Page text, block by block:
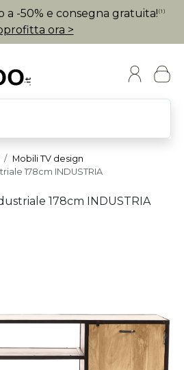
a -50% e consegna gratuita! (1)
ora >
Mobili TV design
178cm INDUSTRIA
178cm INDUSTRIA